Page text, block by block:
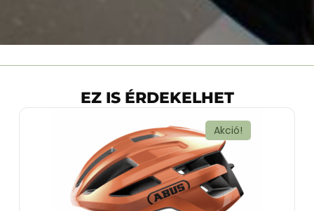
EZ IS ÉRDEKELHET
Akció!